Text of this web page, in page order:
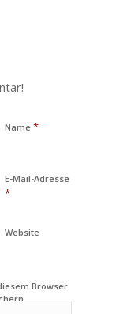
Name *
E-Mail-Adresse
*
Website
Browser